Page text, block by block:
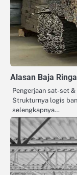
Alasan Baja
Pengerjaan sat-set
Strukturnya logis
selengkapnya…